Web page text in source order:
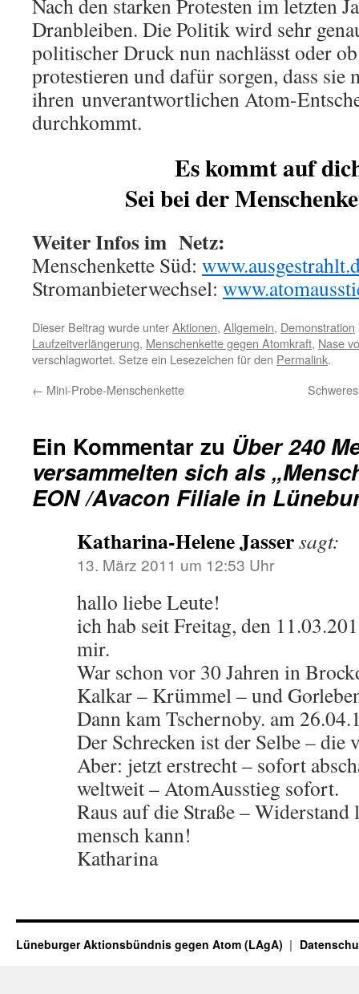
Nach den starken Protesten im letzten
Dranbleiben. Die Politik wird sehr
politischer Druck nun nachlässt oder
protestieren und dafür sorgen, dass sie
ihren unverantwortlichen Atom-
durchkommt.
Es kommt auf
Sei bei der
Weiter Infos im Netz:
Menschenkette Süd:
Stromanbieterwechsel:
Dieser Beitrag wurde unterAktionen, Allgemein, Demonstration
Laufzeitverlängerung, Menschenkette gegen Atomkraft, Nase
verschlagwortet. Setze ein Lesezeichen für den Permalink.
← Mini-Probe-Menschenkette
Ein Kommentar zu Über 240
versammelten sich als
EON /Avacon Filiale in
Katharina-Helene Jassersagt:
13. März 2011 um 12:53 Uhr
hallo liebe Leute!
ich hab seit Freitag, den
mir.
War schon vor 30 Jahren in
Kalkar – Krümmel – und
Dann kam Tschernoby. am
Der Schrecken ist der Selbe – die
Aber: jetzt erstrecht – sofort
weltweit – AtomAusstieg sofort.
Raus auf die Straße –
mensch kann!
Katharina
Lüneburger Aktionsbündnis gegen Atom (LAgA)